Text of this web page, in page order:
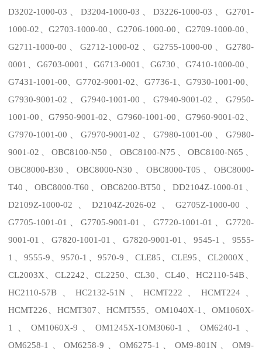
D3202-1000-03 、D3204-1000-03 、 D3226-1000-03 、 G2701-
1000-02 、G2703-1000-00 、G2706-1000-00 、G2709-1000-00 、
G2711-1000-00 、G2712-1000-02 、 G2755-1000-00 、 G2780-
0001 、G6703-0001 、G6713-0001 、 G6730 、 G7410-1000-00 、
G7431-1001-00、G7702-9001-02、 G7736-1、 G7930-1001-00、
G7930-9001-02 、G7940-1001-00 、 G7940-9001-02 、 G7950-
1001-00 、G7950-9001-02 、G7960-1001-00 、G7960-9001-02 、
G7970-1001-00 、G7970-9001-02 、 G7980-1001-00 、 G7980-
9001-02 、OBC8100-N50 、 OBC8100-N75 、 OBC8100-N65 、
OBC8000-B30 、OBC8000-N30 、 OBC8000-T05 、 OBC8000-
T40 、OBC8000-T60 、OBC8200-BT50 、DD2104Z-1000-01 、
D2109Z-1000-02 、D2104Z-2026-02 、 G2705Z-1000-00 、
G7705-1001-01 、G7705-9001-01 、 G7720-1001-01 、 G7720-
9001-01 、 G7820-1001-01 、 G7820-9001-01 、9545-1 、 9555-
1 、 9555-9 、 9570-1 、9570-9 、 CLE85 、 CLE95 、CL2000X 、
CL2003X、 CL2242 、 CL2250 、CL30 、CL40 、 HC2110-54B、
HC2110-57B 、 HC2132-51N、HCMT222 、 HCMT224、
HCMT226 、 HCMT307 、 HCMT555、OM1040X-1 、 OM1060X-
1 、 OM1060X-9 、 OM1245X-1OM3060-1 、OM6240-1 、
OM6258-1 、OM6258-9 、OM6275-1 、 OM9-801N、 OM9-